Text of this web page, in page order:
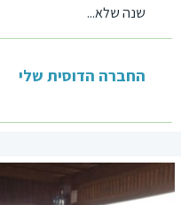
שנה שלא...
החברה הדוסית שלי